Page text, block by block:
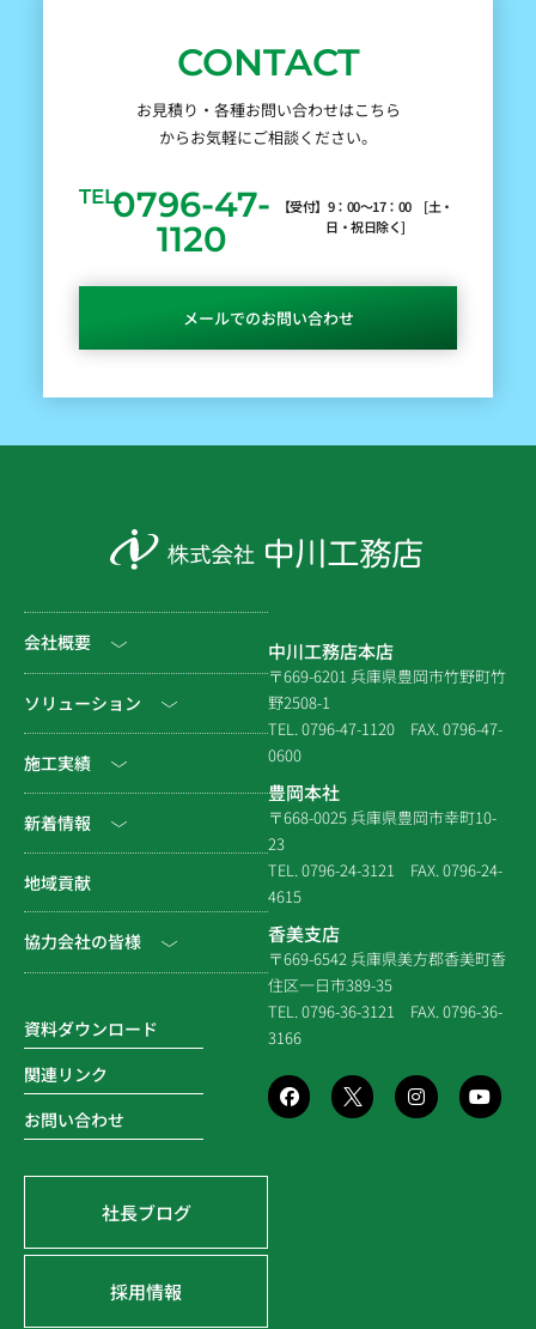
CONTACT
お見積り・各種お問い合わせはこちら
からお気軽にご相談ください。
TEL.0796-47-
1120
【受付】9：00～17：00 [土・
日・祝日除く]
メールでのお問い合わせ
会社概要
社長挨拶
会社沿革
拠点一覧
企業倫理規定
品質方針
環境方針
SDGsの取組み
ソリューション
公共工事
住宅関連
各種連携
災害時対応等
施工実績
土木
建築（民間）
新着情報
NEWS & EVENT
メディア掲載
地域貢献
協力会社の皆様
資料ダウンロード
関連リンク
お問い合わせ
社長ブログ
採用情報
中川工務店本店
〒669-6201 兵庫県豊岡市竹野町竹
野2508-1
TEL. 0796-47-1120 FAX. 0796-47-
0600
豊岡本社
〒668-0025 兵庫県豊岡市幸町10-
23
TEL. 0796-24-3121 FAX. 0796-24-
4615
香美支店
〒669-6542 兵庫県美方郡香美町香
住区一日市389-35
TEL. 0796-36-3121 FAX. 0796-36-
3166